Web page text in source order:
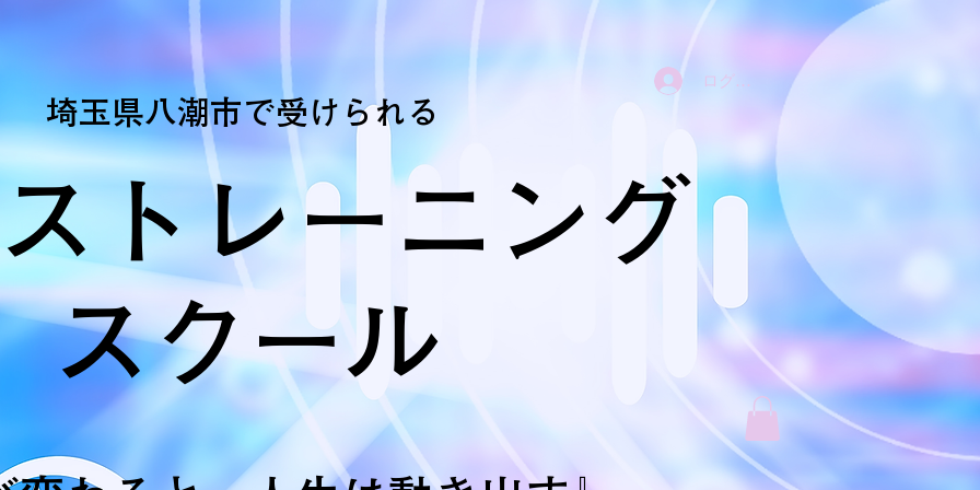
埼玉県八潮市で受けられる
ログイン
トレーニング
​スクール